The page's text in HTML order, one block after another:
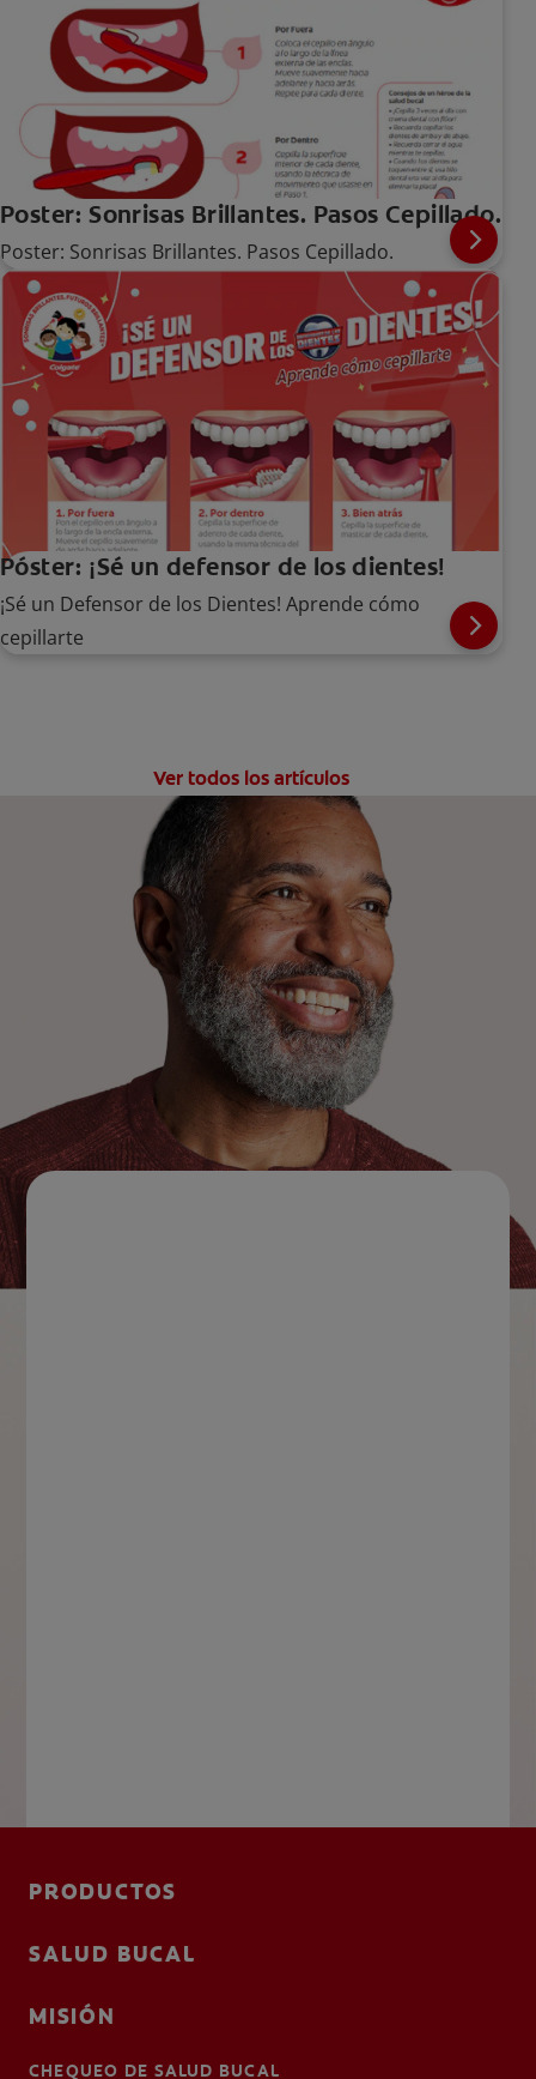
Poster: Sonrisas Brillantes. Pasos Cepillado.
Poster: Sonrisas Brillantes. Pasos Cepillado.
Póster: ¡Sé un defensor de los dientes!
¡Sé un Defensor de los Dientes! Aprende cómo
cepillarte
Ver todos los artículos
PRODUCTOS
SALUD BUCAL
MISIÓN
CHEQUEO DE SALUD BUCAL